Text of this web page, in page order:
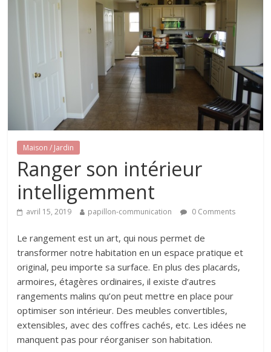
Maison / Jardin
Ranger son intérieur
intelligemment
avril 15, 2019 papillon-communication 0 Comments
Le rangement est un art, qui nous permet de
transformer notre habitation en un espace pratique et
original, peu importe sa surface. En plus des placards,
armoires, étagères ordinaires, il existe d’autres
rangements malins qu’on peut mettre en place pour
optimiser son intérieur. Des meubles convertibles,
extensibles, avec des coffres cachés, etc. Les idées ne
manquent pas pour réorganiser son habitation.